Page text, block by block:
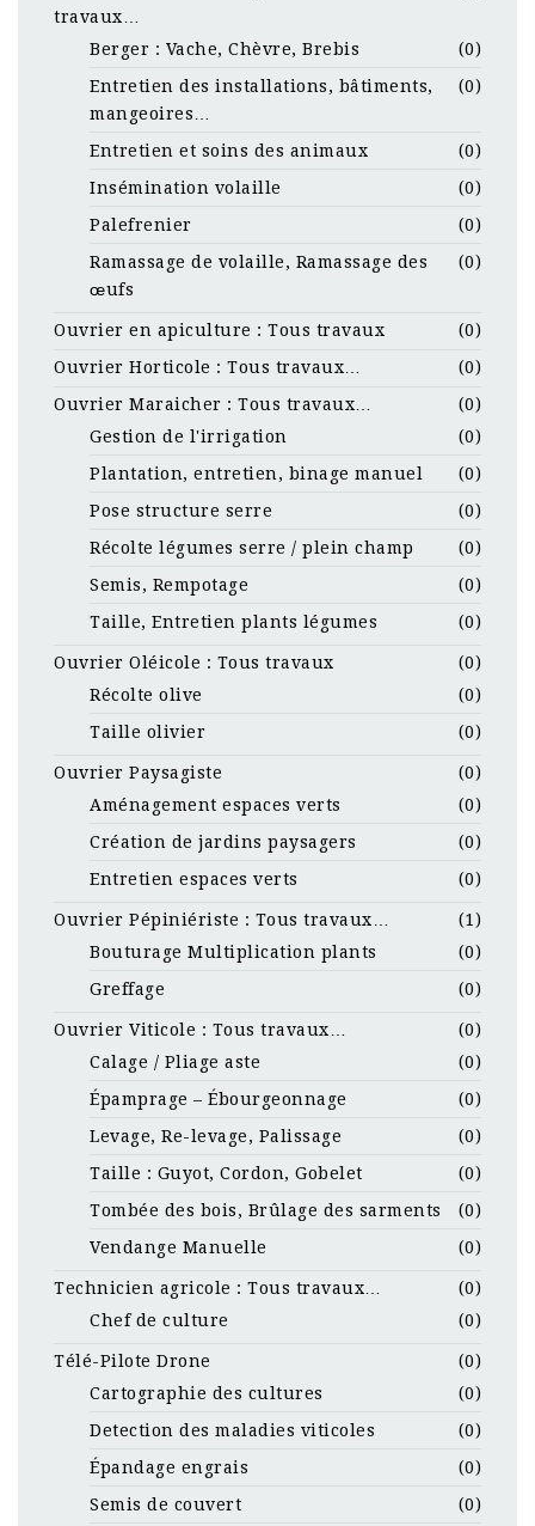
travaux…
Berger : Vache, Chèvre, Brebis
(0)
Entretien des installations, bâtiments,
mangeoires…
(0)
Entretien et soins des animaux
(0)
Insémination volaille
(0)
Palefrenier
(0)
Ramassage de volaille, Ramassage des
œufs
(0)
Ouvrier en apiculture : Tous travaux
(0)
Ouvrier Horticole : Tous travaux…
(0)
Ouvrier Maraicher : Tous travaux…
(0)
Gestion de l'irrigation
(0)
Plantation, entretien, binage manuel
(0)
Pose structure serre
(0)
Récolte légumes serre / plein champ
(0)
Semis, Rempotage
(0)
Taille, Entretien plants légumes
(0)
Ouvrier Oléicole : Tous travaux
(0)
Récolte olive
(0)
Taille olivier
(0)
Ouvrier Paysagiste
(0)
Aménagement espaces verts
(0)
Création de jardins paysagers
(0)
Entretien espaces verts
(0)
Ouvrier Pépiniériste : Tous travaux…
(1)
Bouturage Multiplication plants
(0)
Greffage
(0)
Ouvrier Viticole : Tous travaux…
(0)
Calage / Pliage aste
(0)
Épamprage – Ébourgeonnage
(0)
Levage, Re-levage, Palissage
(0)
Taille : Guyot, Cordon, Gobelet
(0)
Tombée des bois, Brûlage des sarments
(0)
Vendange Manuelle
(0)
Technicien agricole : Tous travaux…
(0)
Chef de culture
(0)
Télé-Pilote Drone
(0)
Cartographie des cultures
(0)
Detection des maladies viticoles
(0)
Épandage engrais
(0)
Semis de couvert
(0)